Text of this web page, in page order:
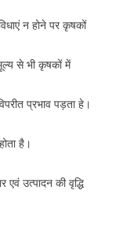
न होने पर कृषकों
से भी कृषकों में
प्रभाव पड़ता हे।
है।
एवं उत्पादन की वृद्धि